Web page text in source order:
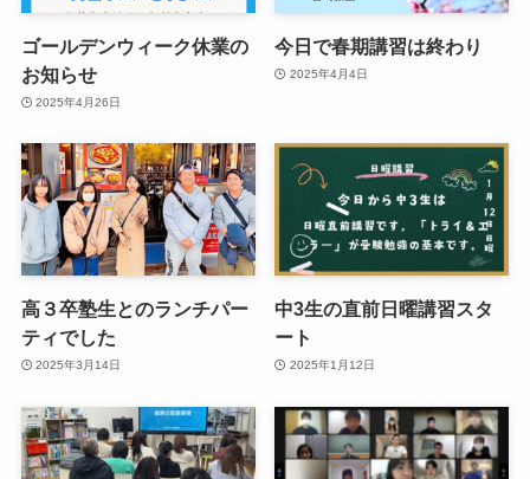
ゴールデンウィーク休業の
お知らせ
2025年4月26日
今日で春期講習は終わり
2025年4月4日
高３卒塾生とのランチパー
ティでした
2025年3月14日
中3生の直前日曜講習スタ
ート
2025年1月12日